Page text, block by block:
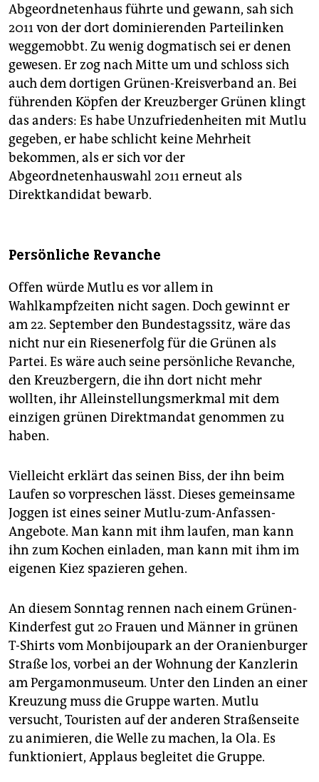
Abgeordnetenhaus führte und gewann, sah sich
2011 von der dort dominierenden Parteilinken
weggemobbt. Zu wenig dogmatisch sei er denen
gewesen. Er zog nach Mitte um und schloss sich
auch dem dortigen Grünen-Kreisverband an. Bei
führenden Köpfen der Kreuzberger Grünen klingt
das anders: Es habe Unzufriedenheiten mit Mutlu
gegeben, er habe schlicht keine Mehrheit
bekommen, als er sich vor der
Abgeordnetenhauswahl 2011 erneut als
Direktkandidat bewarb.
Persönliche Revanche
Offen würde Mutlu es vor allem in
Wahlkampfzeiten nicht sagen. Doch gewinnt er
am 22. September den Bundestagssitz, wäre das
nicht nur ein Riesenerfolg für die Grünen als
Partei. Es wäre auch seine persönliche Revanche,
den Kreuzbergern, die ihn dort nicht mehr
wollten, ihr Alleinstellungsmerkmal mit dem
einzigen grünen Direktmandat genommen zu
haben.
Vielleicht erklärt das seinen Biss, der ihn beim
Laufen so vorpreschen lässt. Dieses gemeinsame
Joggen ist eines seiner Mutlu-zum-Anfassen-
Angebote. Man kann mit ihm laufen, man kann
ihn zum Kochen einladen, man kann mit ihm im
eigenen Kiez spazieren gehen.
An diesem Sonntag rennen nach einem Grünen-
Kinderfest gut 20 Frauen und Männer in grünen
T-Shirts vom Monbijoupark an der Oranienburger
Straße los, vorbei an der Wohnung der Kanzlerin
am Pergamonmuseum. Unter den Linden an einer
Kreuzung muss die Gruppe warten. Mutlu
versucht, Touristen auf der anderen Straßenseite
zu animieren, die Welle zu machen, la Ola. Es
funktioniert, Applaus begleitet die Gruppe.